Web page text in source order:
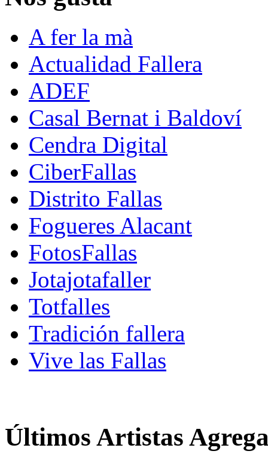
A fer la mà
Actualidad Fallera
ADEF
Casal Bernat i Baldoví
Cendra Digital
CiberFallas
Distrito Fallas
Fogueres Alacant
FotosFallas
Jotajotafaller
Totfalles
Tradición fallera
Vive las Fallas
Últimos Artistas